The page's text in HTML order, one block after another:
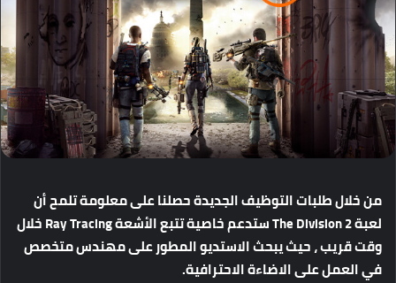
منخلالطلباتالتوظيفالجديدةحصلناعلىمعلومةتلمحأن
لعبة
ستدعمخاصيةتتبعالأشعة
خلال
وقتقريب،حيثيبحثالاستديوالمطورعلىمهندسمتخصص
فيالعملعلىالاضاءةالاحترافية.